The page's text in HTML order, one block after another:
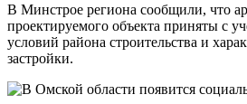
В Минстрое региона сообщили, что
проектируемого объекта приняты с
условий района строительства и
застройки.